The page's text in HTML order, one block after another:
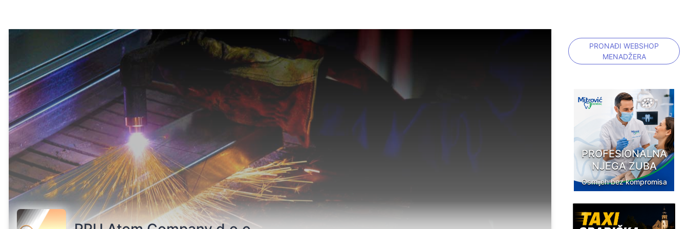
PRONAĐI WEBSHOP
MENADŽERA
PROFESIONALNA
NJEGA ZUBA
Osmijeh bez kompromisa